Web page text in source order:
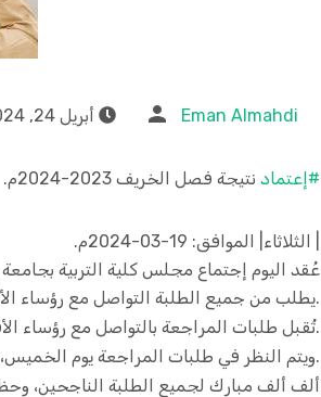
Eman Almahdi أبريل 24, 2024
#إعتماد نتيجة فصل الخريف 2023-2024م.
| الثلاثاء| الموافق: 19-03-2024م.
عُقد اليوم إجتماع مجلس كلية التربية بجامعة
يطلب من جميع الطلبة التواصل مع رؤساء الأقسام لإستلام نتائجهم.
تُقبل طلبات المراجعة بالتواصل مع رؤساء الأقسام إعتباراً من يوم غد الأربعاء 20-03-2024م، إلى يوم الأربعاء، 27-03-2024م.
ويتم النظر في طلبات المراجعة يوم الخميس، 28-03-2024م.
ألف ألف مبارك لجميع الطلبة الناجحين، وحظ